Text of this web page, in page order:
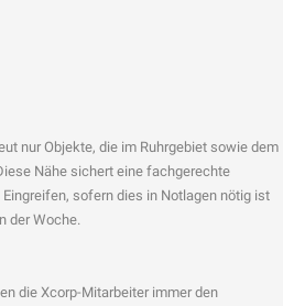
nur Objekte, die im Ruhrgebiet sowie dem
Nähe sichert eine fachgerechte
sofern dies in Notlagen nötig ist
der Woche.
die Xcorp-Mitarbeiter immer den